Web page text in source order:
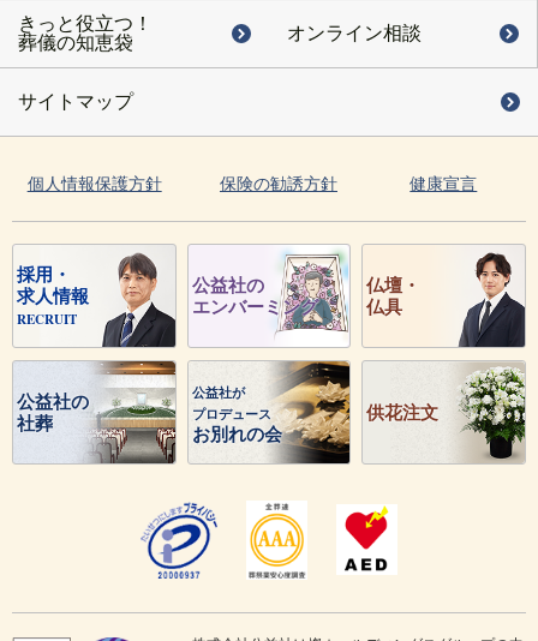
きっと役立つ！
葬儀の知恵袋
オンライン相談
サイトマップ
個人情報保護方針 保険の勧誘方針 健康宣言
採用・
求人情報
RECRUIT
公益社の
エンバーミング
仏壇・
仏具
公益社の
社葬
公益社が
プロデュース
お別れの会
供花注文